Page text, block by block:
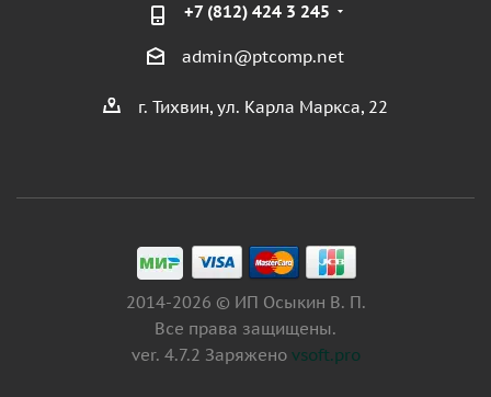
+7 (812) 424 3 245
admin@ptcomp.net
г. Тихвин, ул. Карла Маркса, 22
2014-2026 © ИП Осыкин В. П.
Все права защищены.
ver. 4.7.2 Заряжено vsoft.pro